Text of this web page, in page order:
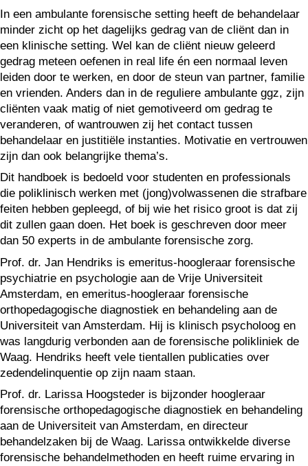
In een ambulante forensische setting heeft de behandelaar
minder zicht op het dagelijks gedrag van de cliënt dan in
een klinische setting. Wel kan de cliënt nieuw geleerd
gedrag meteen oefenen in real life én een normaal leven
leiden door te werken, en door de steun van partner, familie
en vrienden. Anders dan in de reguliere ambulante ggz, zijn
cliënten vaak matig of niet gemotiveerd om gedrag te
veranderen, of wantrouwen zij het contact tussen
behandelaar en justitiële instanties. Motivatie en vertrouwen
zijn dan ook belangrijke thema’s.
Dit handboek is bedoeld voor studenten en professionals
die poliklinisch werken met (jong)volwassenen die strafbare
feiten hebben gepleegd, of bij wie het risico groot is dat zij
dit zullen gaan doen. Het boek is geschreven door meer
dan 50 experts in de ambulante forensische zorg.
Prof. dr. Jan Hendriks is emeritus-hoogleraar forensische
psychiatrie en psy­chologie aan de Vrije Universiteit
Amsterdam, en emeritus-hoogleraar foren­sische
orthopedagogische diagnostiek en behandeling aan de
Universiteit van Amsterdam. Hij is klinisch psycholoog en
was langdurig verbonden aan de fo­rensische polikliniek de
Waag. Hendriks heeft vele tientallen publicaties over
zedendelinquentie op zijn naam staan.
Prof. dr. Larissa Hoogsteder is bijzonder hoogleraar
forensische orthopedagogische diagnostiek en behandeling
aan de Universiteit van Amsterdam, en directeur
behandelzaken bij de Waag. Larissa ontwikkelde diverse
forensische behandelmethoden en heeft ruime ervaring in